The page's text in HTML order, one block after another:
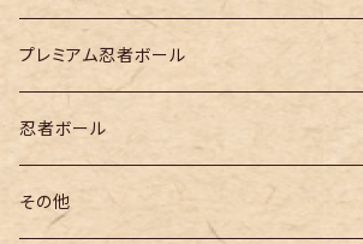
プレミアム忍者ボール
忍者ボール
モバイルおちょこ本体セット
その他